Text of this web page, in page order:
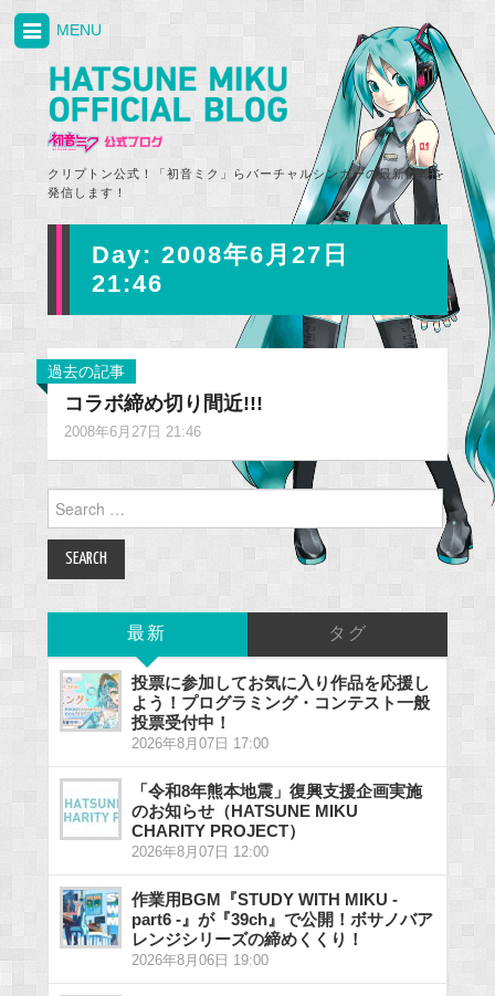
クリプトン公式！「初音ミク」らバーチャルシンガーの最新情報を
発信します！
MENU
Day: 2008年6月27日
21:46
過去の記事
コラボ締め切り間近!!!
2008年6月27日 21:46
Search
for:
最新 タグ
投票に参加してお気に入り作品を応援し
よう！プログラミング・コンテスト一般
投票受付中！
2026年8月07日 17:00
「令和8年熊本地震」復興支援企画実施
のお知らせ（HATSUNE MIKU
CHARITY PROJECT）
2026年8月07日 12:00
作業用BGM『STUDY WITH MIKU -
part6 -』が『39ch』で公開！ボサノバア
レンジシリーズの締めくくり！
2026年8月06日 19:00